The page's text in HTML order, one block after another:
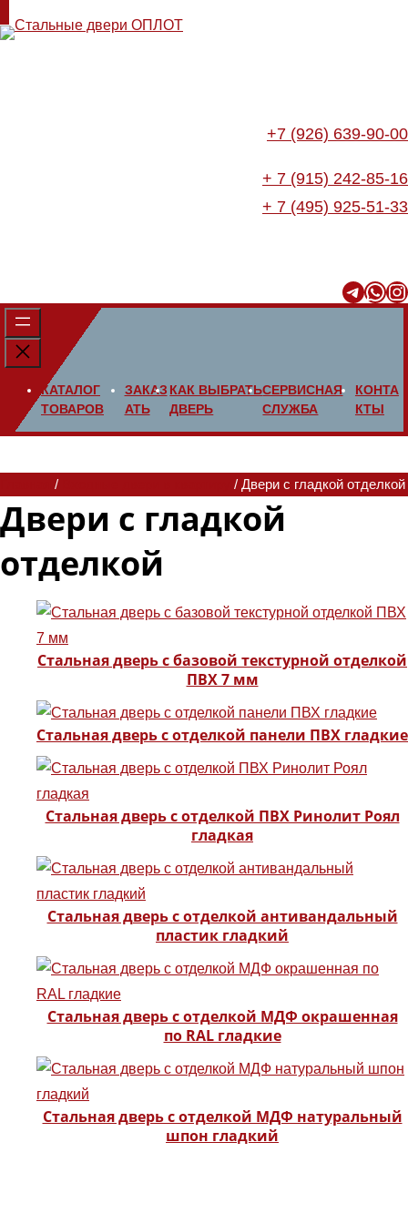
+7 (926) 639-90-00
+ 7 (915) 242-85-16
+ 7 (495) 925-51-33
TelegramWhatsApp Instagram
КАТАЛОГ
ТОВАРОВ
ЗАКАЗ
АТЬ
КАК ВЫБРАТЬ
ДВЕРЬ
СЕРВИСНАЯ
СЛУЖБА
КОНТА
КТЫ
/ / Двери с гладкой отделкой
Двери с гладкой
отделкой
Стальная дверь с базовой текстурной отделкой
ПВХ 7 мм
Стальная дверь с отделкой панели ПВХ гладкие
Стальная дверь с отделкой ПВХ Ринолит Роял
гладкая
Стальная дверь с отделкой антивандальный
пластик гладкий
Стальная дверь с отделкой МДФ окрашенная
по RAL гладкие
Стальная дверь с отделкой МДФ натуральный
шпон гладкий